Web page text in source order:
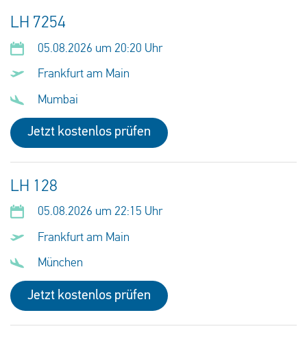
LH 7254
05.08.2026 um 20:20 Uhr
Frankfurt am Main
Mumbai
Jetzt kostenlos prüfen
LH 128
05.08.2026 um 22:15 Uhr
Frankfurt am Main
München
Jetzt kostenlos prüfen